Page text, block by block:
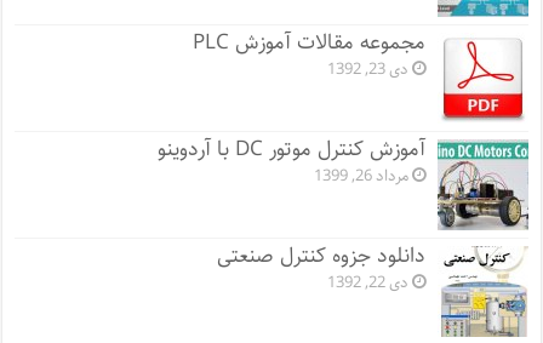
مجموعه مقالات آموزش PLC
دی 23, 1392
آموزش کنترل موتور DC با آردوینو
مرداد 26, 1399
دانلود جزوه کنترل صنعتی
دی 22, 1392